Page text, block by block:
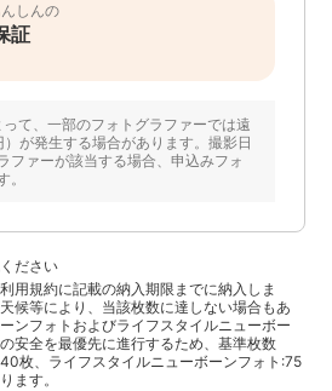
しんの
証
て、一部のフォトグラファーでは遠
が発生する場合があります。撮影日
ファーが該当する場合、申込みフォ
。
ださい
用規約に記載の納入期限までに納入しま
候等により、当該枚数に達しない場合もあ
ンフォトおよびライフスタイルニューボー
安全を最優先に進行するため、基準枚数
40枚、ライフスタイルニューボーンフォト:75
ます。